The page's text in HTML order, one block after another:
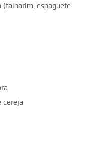
(talharim, espaguete
cereja